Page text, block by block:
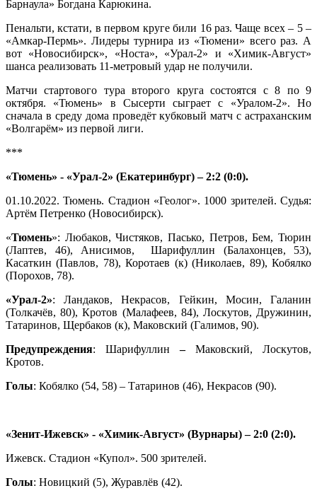
Барнаула» Богдана Карюкина.
Пенальти, кстати, в первом круге били 16 раз. Чаще всех – 5 –
«Амкар-Пермь». Лидеры турнира из «Тюмени» всего раз. А
вот «Новосибирск», «Носта», «Урал-2» и «Химик-Август»
шанса реализовать 11-метровый удар не получили.
Матчи стартового тура второго круга состоятся с 8 по 9
октября. «Тюмень» в Сысерти сыграет с «Уралом-2». Но
сначала в среду дома проведёт кубковый матч с астраханским
«Волгарём» из первой лиги.
***
«Тюмень» - «Урал-2» (Екатеринбург) – 2:2 (0:0).
01.10.2022. Тюмень. Стадион «Геолог». 1000 зрителей. Судья:
Артём Петренко (Новосибирск).
«Тюмень»: Любаков, Чистяков, Пасько, Петров, Бем, Тюрин
(Лаптев, 46), Анисимов, Шарифуллин (Балахонцев, 53),
Касаткин (Павлов, 78), Коротаев (к) (Николаев, 89), Кобялко
(Порохов, 78).
«Урал-2»: Ландаков, Некрасов, Гейкин, Мосин, Галанин
(Толкачёв, 80), Кротов (Малафеев, 84), Лоскутов, Дружинин,
Татаринов, Щербаков (к), Маковский (Галимов, 90).
Предупреждения: Шарифуллин–Маковский, Лоскутов,
Кротов.
Голы: Кобялко (54, 58) – Татаринов (46), Некрасов (90).
«Зенит-Ижевск» - «Химик-Август» (Вурнары) – 2:0 (2:0).
Ижевск. Стадион «Купол». 500 зрителей.
Голы: Новицкий (5), Журавлёв (42).